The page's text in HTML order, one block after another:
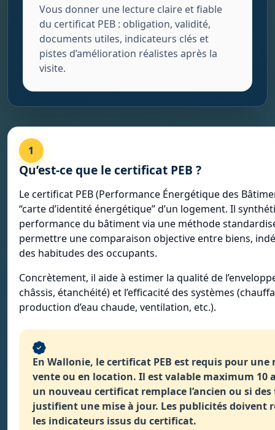
Vous donner une lecture claire et fiable
du certificat PEB : obligation, validité,
documents utiles, indicateurs clés et
pistes d’amélioration réalistes après la
visite.
1
Qu’est-ce que le certificat PEB ?
Le certificat PEB (Performance Énergétique des
“carte d’identité énergétique” d’un logement. Il
performance du bâtiment via une méthode
permettre une comparaison objective entre biens,
des habitudes des occupants.
Concrètement, il aide à estimer la qualité de
châssis, étanchéité) et l’efficacité des systèmes
production d’eau chaude, ventilation, etc.).
En Wallonie, le certificat PEB est requis pour une
vente ou en location. Il est valable maximum 10
un nouveau certificat remplace l’ancien ou si
justifient une mise à jour. Les publicités doivent
les indicateurs issus du certificat.